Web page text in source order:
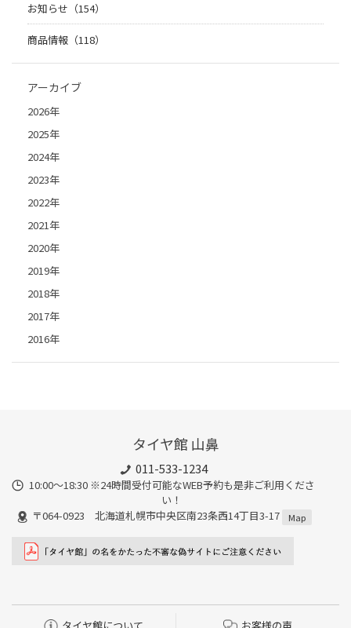
お知らせ（154）
商品情報（118）
アーカイブ
2026年
2025年
2024年
2023年
2022年
2021年
2020年
2019年
2018年
2017年
2016年
タイヤ館 山鼻
011-533-1234
10:00～18:30 ※24時間受付可能なWEB予約も是非ご利用くださ
い！
〒064-0923 北海道札幌市中央区南23条西14丁目3-17
Map
タイヤ館について お客様の声